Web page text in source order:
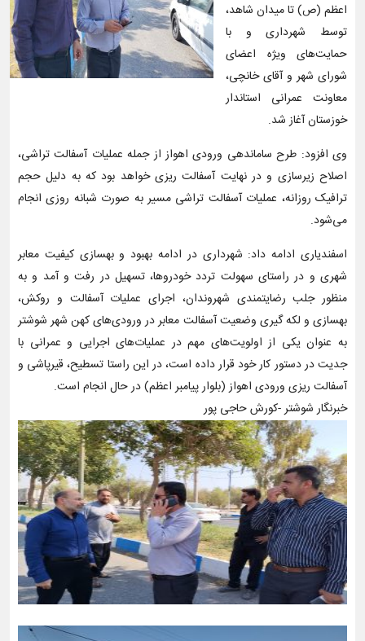
اعظم (ص) تا میدان شاهد،
توسط شهرداری و با
حمایت‌های ویژه اعضای
شورای شهر و آقای خانچی،
معاونت عمرانی استاندار
خوزستان آغاز شد.
وی افزود: طرح ساماندهی ورودی اهواز از جمله عملیات آسفالت تراشی،
اصلاح زیرسازی و در نهایت آسفالت ریزی خواهد بود که به دلیل حجم
ترافیک روزانه، عملیات آسفالت تراشی مسیر به صورت شبانه روزی انجام
می‌شود.
اسفندیاری ادامه داد: شهرداری در ادامه بهبود و بهسازی کیفیت معابر
شهری و در راستای سهولت تردد خودروها، تسهیل در رفت و آمد و به
منظور جلب رضایتمندی شهروندان، اجرای عملیات آسفالت و روکش،
بهسازی و لکه گیری وضعیت آسفالت معابر در ورودی‌های کهن شهر شوشتر
به عنوان یکی از اولویت‌های مهم در عملیات‌های اجرایی و عمرانی با
جدیت در دستور کار خود قرار داده است، در این راستا تسطیح، قیرپاشی و
آسفالت ریزی ورودی اهواز (بلوار پیامبر اعظم) در حال انجام است.
خبرنگار شوشتر -کورش حاجی پور